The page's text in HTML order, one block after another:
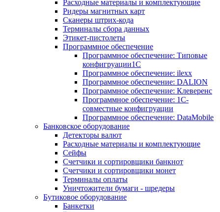
Расходные материалы и комплектующие
Ридеры магнитных карт
Сканеры штрих-кода
Терминалы сбора данных
Этикет-пистолеты
Программное обеспечение
Программное обеспечение: Типовые
конфигруации1С
Программное обеспечение: ilexx
Программное обеспечение: DALION
Программное обеспечение: Клеверенс
Программное обеспечение: 1С-
совместные конфигруации
Программное обеспечение: DataMobile
Банковское оборудование
Детекторы валют
Расходные материалы и комплектующие
Сейфы
Счетчики и сортировщики банкнот
Счетчики и сортировщики монет
Терминалы оплаты
Уничтожители бумаги - шредеры
Бутиковое оборудование
Банкетки